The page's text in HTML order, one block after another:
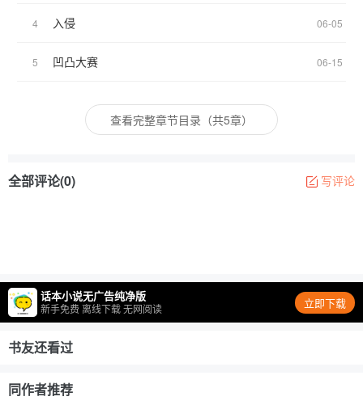
4 入侵 06-05
5 凹凸大赛 06-15
查看完整章节目录（共5章）
全部评论(0) 写评论
话本小说无广告纯净版
新手免费 离线下载 无网阅读 立即下载
书友还看过
同作者推荐